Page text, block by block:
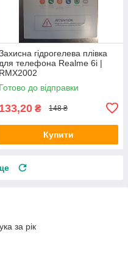
гідрогелева плівка
для телефона Realme 6i |
RMX2002
Готово до відправки
133,20 ₴ 148 ₴
Купити
за рік